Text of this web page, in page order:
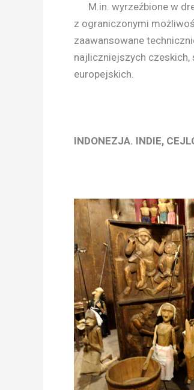
M.in. wyrzeźbione w
z ograniczonymi
zaawansowane
najliczniejszych czeskich,
europejskich.
INDONEZJA. INDIE,